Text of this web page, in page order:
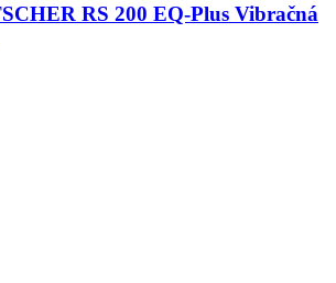
RS 200 EQ-Plus Vibračná